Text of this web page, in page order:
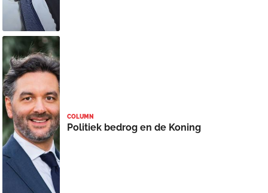
COLUMN
Politiek bedrog en de Koning